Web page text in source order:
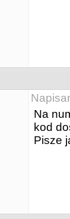
Na
kod
Pisze